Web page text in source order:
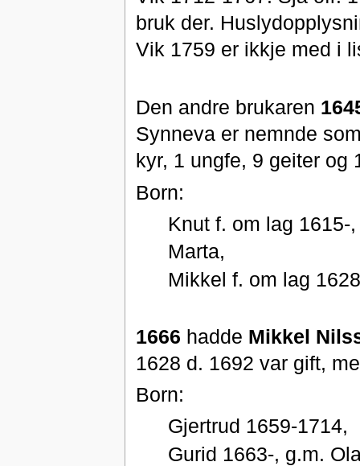
bruk der.
Vik 1759 er ikkje med i
Den andre brukaren
Synneva er nemnde
kyr, 1 ungfe, 9 geiter og
Born:
Knut f. om lag 1615-
Marta,
Mikkel f. om lag
1666 hadde Mikkel
1628 d. 1692 var gift,
Born:
Gjertrud 1659-1714,
Gurid 1663-, g.m.